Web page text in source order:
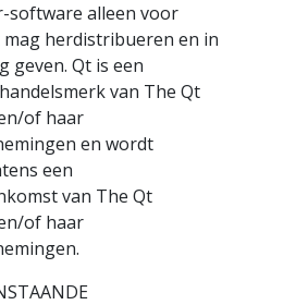
software alleen voor
herdistribueren en in
geven. Qt is een
van The Qt
of haar
en wordt
een
van The Qt
of haar